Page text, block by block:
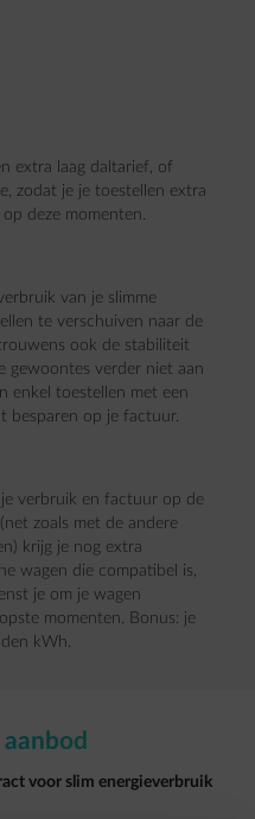
extra laag daltarief, of
zodat je je toestellen extra
deze momenten.​
van je slimme
te verschuiven naar de
ook de stabiliteit
gewoontes verder niet aan
enkel toestellen met een
besparen op je factuur.
verbruik en factuur op de
zoals met de andere
krijg je nog extra
wagen die compatibel is,
je om je wagen
momenten. Bonus: je
kWh.
voor slim energieverbruik​